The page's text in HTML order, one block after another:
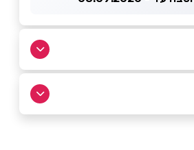
בפייסבוק